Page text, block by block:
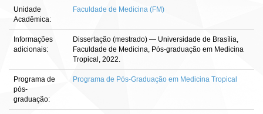
Unidade
Acadêmica:
Faculdade de Medicina (FM)
Informações
adicionais:
Dissertação (mestrado) — Universidade de Brasília,
Faculdade de Medicina, Pós-graduação em Medicina
Tropical, 2022.
Programa de
pós-
graduação:
Programa de Pós-Graduação em Medicina Tropical